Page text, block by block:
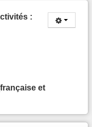
:
et